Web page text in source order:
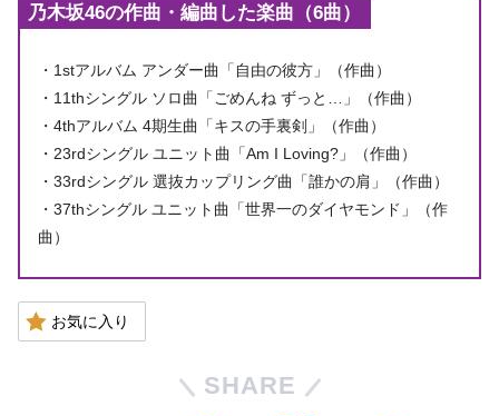
乃木坂46の作曲・編曲した楽曲（6曲）
・1stアルバム アンダー曲「自由の彼方」（作曲）
・11thシングル ソロ曲「ごめんね ずっと…」（作曲）
・4thアルバム 4期生曲「キスの手裏剣」（作曲）
・23rdシングル ユニット曲「Am I Loving?」（作曲）
・33rdシングル 選抜カップリング曲「誰かの肩」（作曲）
・37thシングル ユニット曲「世界一のダイヤモンド」（作
曲）
お気に入り
SHARE